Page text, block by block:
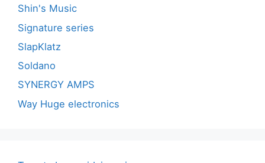
Shin's Music
Signature series
SlapKlatz
Soldano
SYNERGY AMPS
Way Huge electronics